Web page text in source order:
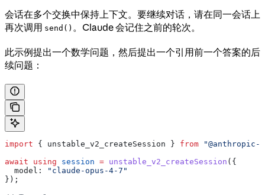
会话在多个交换中保持上下文。要继续对话，请在同一会话上
再次调用 send() 。Claude 会记住之前的轮次。
此示例提出一个数学问题，然后提出一个引用前一个答案的后
续问题：
import { unstable_v2_createSession } from
await using session = unstable_v2_createSession ({
  model:
"claude-opus-4-7"
});